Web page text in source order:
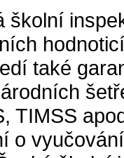
školní
také
TIMSS
o